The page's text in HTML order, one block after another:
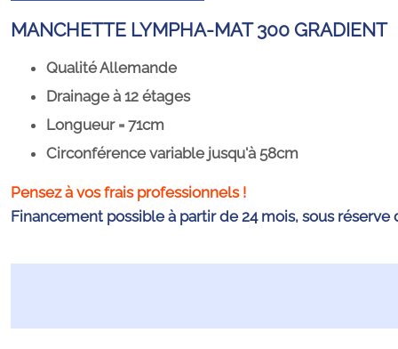
MANCHETTE LYMPHA-MAT 300 GRADIENT
Qualité Allemande
Drainage à 12 étages
Longueur = 71cm
Circonférence variable jusqu'à 58cm
Pensez à vos frais professionnels !
Financement possible à partir de 24 mois, sous réserve